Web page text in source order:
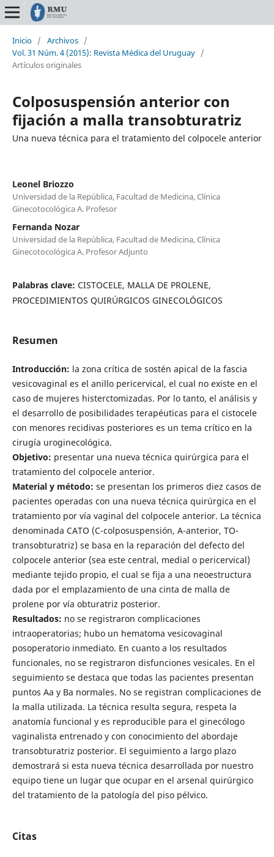
Inicio / Archivos /
Vol. 31 Núm. 4 (2015): Revista Médica del Uruguay /
Artículos originales
Colposuspensión anterior con
fijación a malla transobturatriz
Una nueva técnica para el tratamiento del colpocele anterior
Leonel Briozzo
Universidad de la República, Facultad de Medicina, Clínica
Ginecotocológica A. Profesor
Fernanda Nozar
Universidad de la República, Facultad de Medicina, Clínica
Ginecotocológica A. Profesor Adjunto
Palabras clave: CISTOCELE, MALLA DE PROLENE,
PROCEDIMIENTOS QUIRÚRGICOS GINECOLÓGICOS
Resumen
Introducción: la zona crítica de sostén apical de la fascia
vesicovaginal es el anillo pericervical, el cual no existe en el
caso de mujeres histerctomizadas. Por lo tanto, el análisis y
el desarrollo de posibilidades terapéuticas para el cistocele
con menores recidivas posteriores es un tema crítico en la
cirugía uroginecológica.
Objetivo: presentar una nueva técnica quirúrgica para el
tratamiento del colpocele anterior.
Material y método: se presentan los primeros diez casos de
pacientes operadas con una nueva técnica quirúrgica en el
tratamiento por vía vaginal del colpocele anterior. La técnica
denominada CATO (C-colposuspensión, A-anterior, TO-
transobturatriz) se basa en la reparación del defecto del
colpocele anterior (sea este central, medial o pericervical)
mediante tejido propio, el cual se fija a una neoestructura
dada por el emplazamiento de una cinta de malla de
prolene por vía obturatriz posterior.
Resultados: no se registraron complicaciones
intraoperatorias; hubo un hematoma vesicovaginal
posoperatorio inmediato. En cuanto a los resultados
funcionales, no se registraron disfunciones vesicales. En el
seguimiento se destaca que todas las pacientes presentan
puntos Aa y Ba normales. No se registran complicaciones de
la malla utilizada. La técnica resulta segura, respeta la
anatomía funcional y es reproducible para el ginecólogo
vaginalista entrenado y con conocimiento del abordaje
transobturatriz posterior. El seguimiento a largo plazo
demostrará si esta nueva técnica desarrollada por nuestro
equipo tiene un lugar que ocupar en el arsenal quirúrgico
del tratamiento de la patología del piso pélvico.
Citas